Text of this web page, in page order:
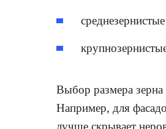
Выбор размера зерна
Например, для
лучше скрывает